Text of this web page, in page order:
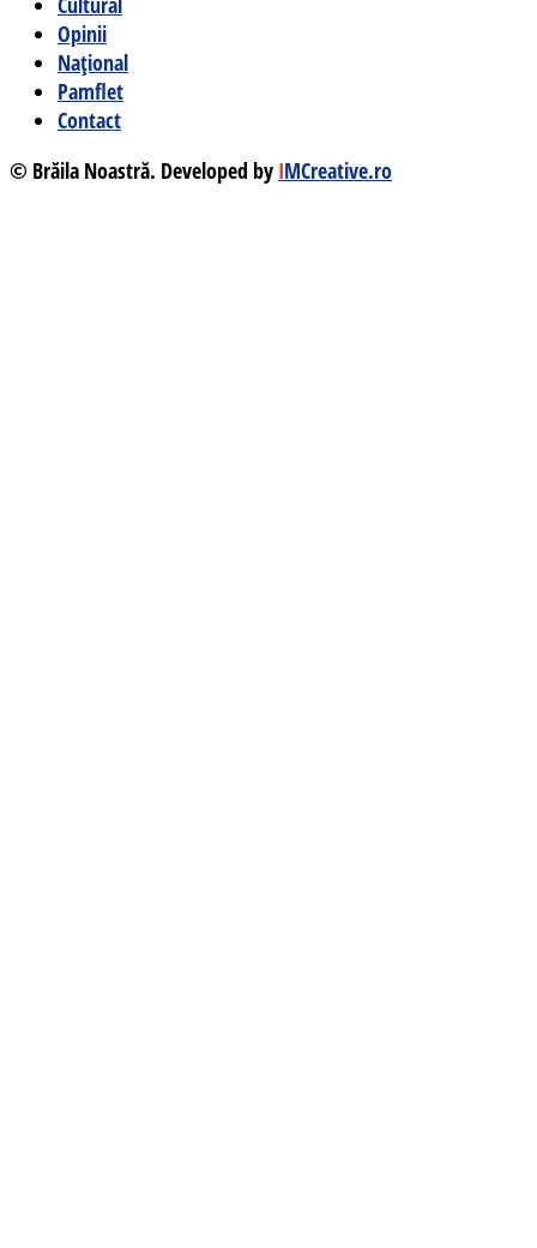
Opinii
Național
Pamflet
Contact
© Brăila Noastră. Developed by IMCreative.ro